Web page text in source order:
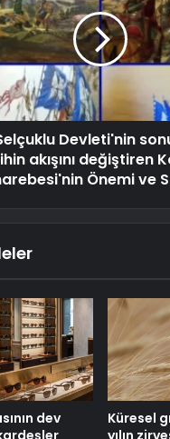
Devleti'nin
akışını değiştiren
Önemi ve
dev
Küresel
yılın